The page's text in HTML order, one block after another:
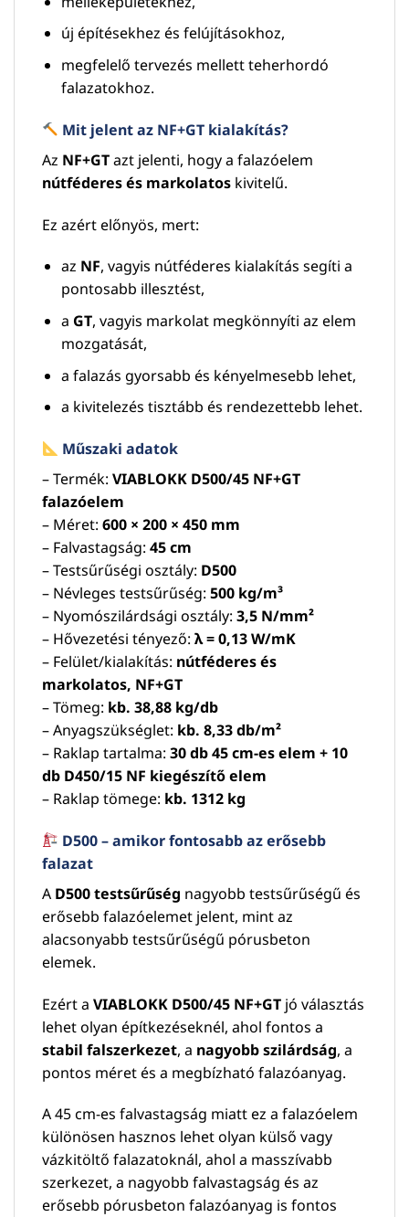
új építésekhez és felújításokhoz,
megfelelő tervezés mellett teherhordó
falazatokhoz.
Mit jelent az NF+GT kialakítás?
Az NF+GTazt jelenti, hogy a falazóelem
nútféderes és markolatos kivitelű.
Ez azért előnyös, mert:
az NF, vagyis nútféderes kialakítás segíti a
pontosabb illesztést,
a GT, vagyis markolat megkönnyíti az elem
mozgatását,
a falazás gyorsabb és kényelmesebb lehet,
a kivitelezés tisztább és rendezettebb lehet.
Műszaki adatok
– Termék: VIABLOKK D500/45 NF+GT
falazóelem
– Méret: 600 × 200 × 450 mm
– Falvastagság: 45 cm
– Testsűrűségi osztály: D500
– Névleges testsűrűség: 500 kg/m³
– Nyomószilárdsági osztály: 3,5 N/mm²
– Hővezetési tényező: λ = 0,13 W/mK
– Felület/kialakítás: nútféderes és
markolatos, NF+GT
– Tömeg: kb. 38,88 kg/db
– Anyagszükséglet: kb. 8,33 db/m²
– Raklap tartalma: 30 db 45 cm-es elem + 10
db D450/15 NF kiegészítő elem
– Raklap tömege: kb. 1312 kg
D500 – amikor fontosabb az erősebb
falazat
A D500 testsűrűség nagyobb testsűrűségű és
erősebb falazóelemet jelent, mint az
alacsonyabb testsűrűségű pórusbeton
elemek.
Ezért a VIABLOKK D500/45 NF+GT jó választás
lehet olyan építkezéseknél, ahol fontos a
stabil falszerkezet, a nagyobb szilárdság, a
pontos méret és a megbízható falazóanyag.
A 45 cm-es falvastagság miatt ez a falazóelem
különösen hasznos lehet olyan külső vagy
vázkitöltő falazatoknál, ahol a masszívabb
szerkezet, a nagyobb falvastagság és az
erősebb pórusbeton falazóanyag is fontos